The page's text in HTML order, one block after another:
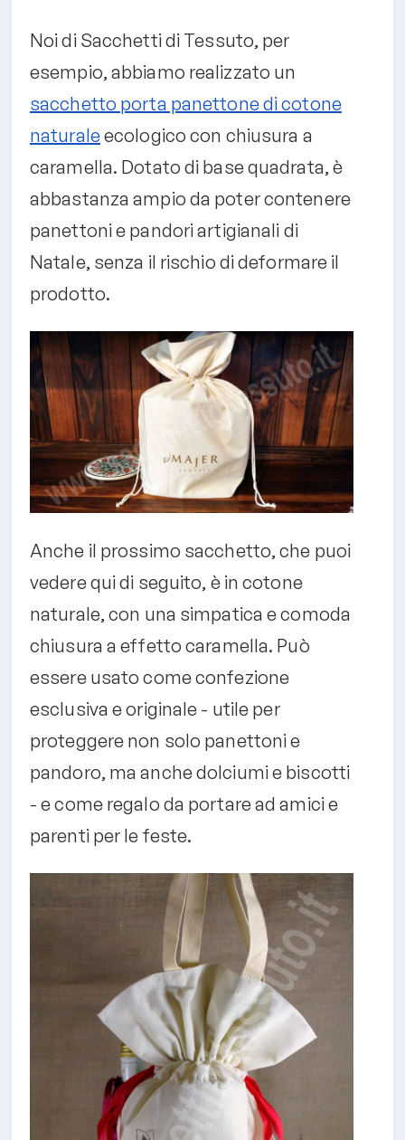
Noi di Sacchetti di Tessuto, per
esempio, abbiamo realizzato un
sacchetto porta panettone di cotone
naturaleecologico con chiusura a
caramella. Dotato di base quadrata, è
abbastanza ampio da poter contenere
panettoni e pandori artigianali di
Natale, senza il rischio di deformare il
prodotto.
Anche il prossimo sacchetto, che puoi
vedere qui di seguito, è in cotone
naturale, con una simpatica e comoda
chiusura a effetto caramella. Può
essere usato come confezione
esclusiva e originale - utile per
proteggere non solo panettoni e
pandoro, ma anche dolciumi e biscotti
- e come regalo da portare ad amici e
parenti per le feste.